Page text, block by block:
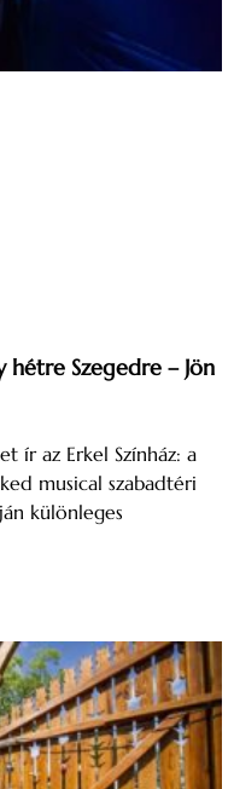
Szegedre – Jön
ír az Erkel Színház: a
musical szabadtéri
különleges